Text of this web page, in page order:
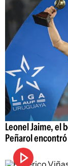
Leonel Jaime, el
Peñarol